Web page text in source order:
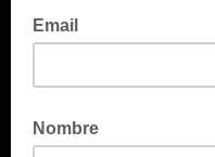
Email
Nombre